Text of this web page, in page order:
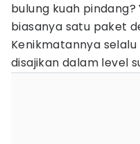
bulung kuah pindang?
biasanya satu paket
Kenikmatannya
disajikan dalam level